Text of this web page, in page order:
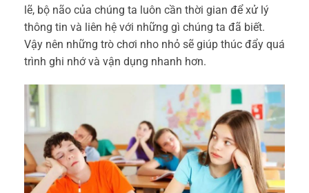
lẽ, bộ não của chúng ta luôn cần thời gian để xử lý
thông tin và liên hệ với những gì chúng ta đã biết.
Vậy nên những trò chơi nho nhỏ sẽ giúp thúc đẩy quá
trình ghi nhớ và vận dụng nhanh hơn.